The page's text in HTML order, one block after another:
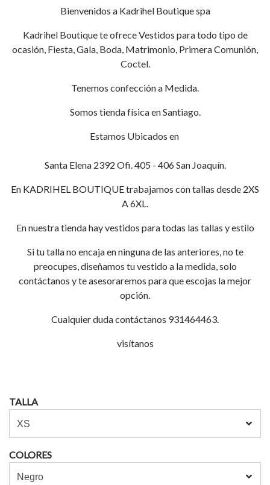
Bienvenidos a Kadrihel Boutique spa
Kadrihel Boutique te ofrece Vestidos para todo tipo de
ocasión, Fiesta, Gala, Boda, Matrimonio, Primera Comunión,
Coctel.
Tenemos confección a Medida.
Somos tienda física en Santiago.
Estamos Ubicados en
Santa Elena 2392 Ofi. 405 - 406 San Joaquín.
En KADRIHEL BOUTIQUE trabajamos con tallas desde 2XS
A 6XL.
En nuestra tienda hay vestidos para todas las tallas y estilo
Si tu talla no encaja en ninguna de las anteriores, no te
preocupes, diseñamos tu vestido a la medida, solo
contáctanos y te asesoraremos para que escojas la mejor
opción.
Cualquier duda contáctanos 931464463.
visítanos
TALLA
COLORES